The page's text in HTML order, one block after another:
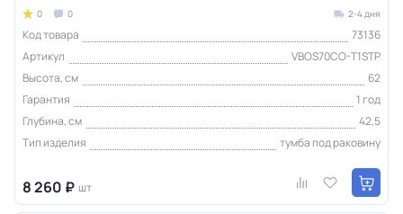
0 0 2-4 дня
Код товара
73136
Артикул
VBOS70CO-T1STP
Высота, см
62
Гарантия
1 год
Глубина, см
42,5
Тип изделия
тумба под раковину
8 260 ₽ шт